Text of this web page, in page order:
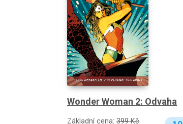
Wonder Woman 2: Odvaha
Základní cena: 399 Kč